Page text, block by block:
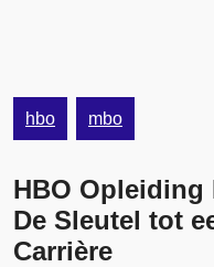
hbo mbo
HBO Opleiding
De Sleutel tot
Carrière